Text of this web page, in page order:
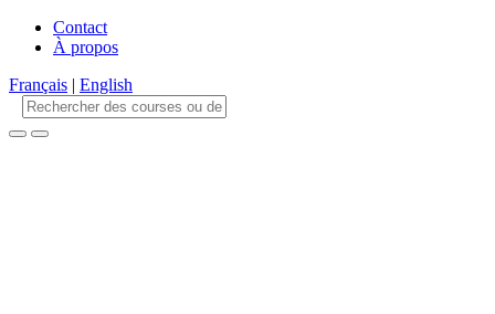
Contact
À propos
Français | English